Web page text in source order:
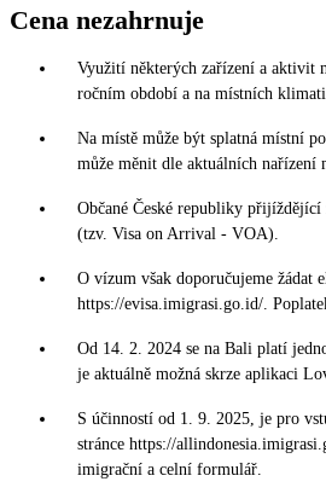
Cena nezahrnuje
Využití některých zařízení a aktivit
ročním období a na místních
Na místě může být splatná místní
může měnit dle aktuálních nařízení
Občané České republiky
(tzv. Visa on Arrival - VOA).
O vízum však doporučujeme žádat
https://evisa.imigrasi.go.id/.
Od 14. 2. 2024 se na Bali platí
je aktuálně možná skrze aplikaci
S účinností od 1. 9. 2025, je pro
stránce https://
imigrační a celní formulář.